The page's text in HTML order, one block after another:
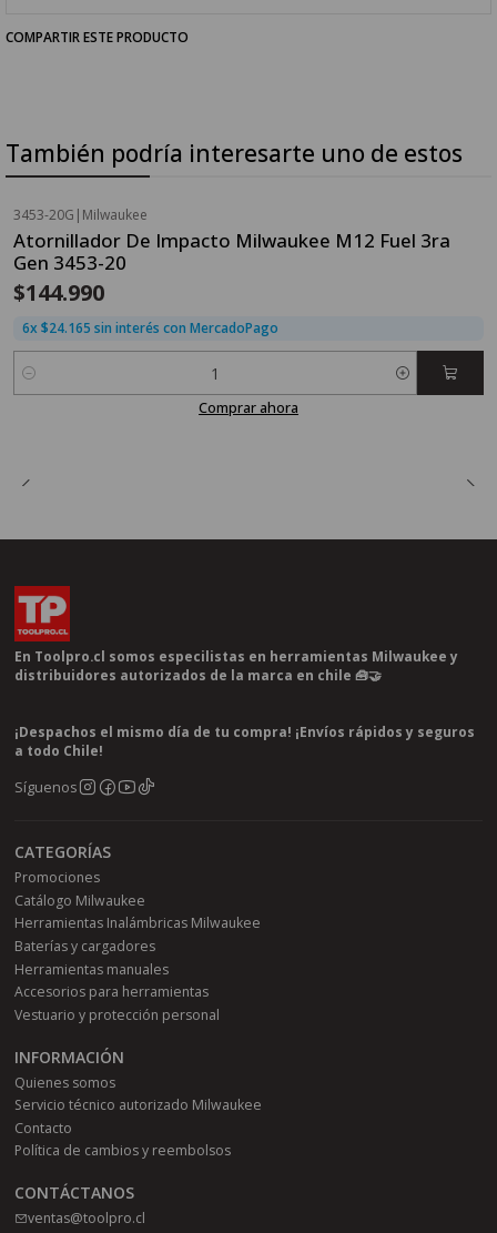
COMPARTIR ESTE PRODUCTO
También podría interesarte uno de estos
3453-20G | Milwaukee
Atornillador De Impacto Milwaukee M12 Fuel 3ra
Gen 3453-20
$144.990
6x $24.165 sin interés con MercadoPago
Cantidad
Comprar ahora
En Toolpro.cl somos especilistas en herramientas Milwaukee y
distribuidores autorizados de la marca en chile 🧰🤝
¡Despachos el mismo día de tu compra! ¡Envíos rápidos y seguros
a todo Chile!
Síguenos
CATEGORÍAS
Promociones
Catálogo Milwaukee
Herramientas Inalámbricas Milwaukee
Baterías y cargadores
Herramientas manuales
Accesorios para herramientas
Vestuario y protección personal
INFORMACIÓN
Quienes somos
Servicio técnico autorizado Milwaukee
Contacto
Política de cambios y reembolsos
CONTÁCTANOS
ventas@toolpro.cl